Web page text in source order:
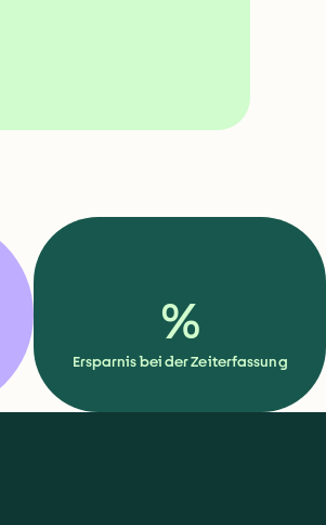
%
Ersparnis bei der Zeiterfassung